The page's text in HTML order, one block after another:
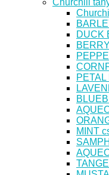
DUCK
PETAL
MINT